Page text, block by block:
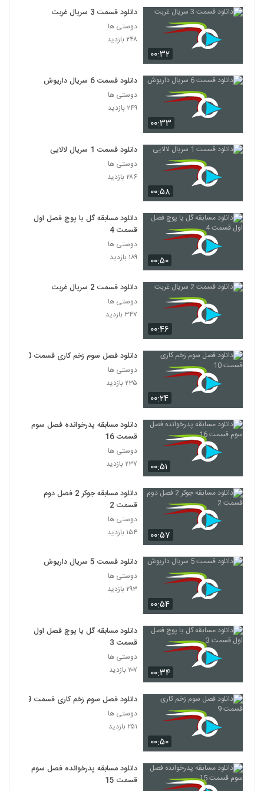
۰۰:۳۲
دانلود قسمت 3 سریال غربت
دوستی ها
۲۴۸ بازدید
۰۰:۳۳
دانلود قسمت 6 سریال داریوش
دوستی ها
۲۴۹ بازدید
۰۰:۵۸
دانلود قسمت 1 سریال لالایی
دوستی ها
۲۸۶ بازدید
۰۰:۵۰
دانلود مسابقه گل یا پوچ فصل اول
قسمت 4
دوستی ها
۱۸۹ بازدید
۰۰:۴۶
دانلود قسمت 2 سریال غربت
دوستی ها
۳۴۷ بازدید
۰۰:۲۴
دانلود فصل سوم زخم کاری قسمت 10
دوستی ها
۲۳۵ بازدید
۰۰:۵۱
دانلود مسابقه پدرخوانده فصل سوم
قسمت 16
دوستی ها
۲۳۷ بازدید
۰۰:۵۷
دانلود مسابقه جوکر 2 فصل دوم
قسمت 2
دوستی ها
۱۵۴ بازدید
۰۰:۵۴
دانلود قسمت 5 سریال داریوش
دوستی ها
۲۹۳ بازدید
۰۰:۳۴
دانلود مسابقه گل یا پوچ فصل اول
قسمت 3
دوستی ها
۲۰۷ بازدید
۰۰:۵۰
دانلود فصل سوم زخم کاری قسمت 9
دوستی ها
۲۵۱ بازدید
دانلود مسابقه پدرخوانده فصل سوم
قسمت 15